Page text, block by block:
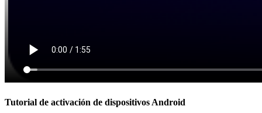
Tutorial de activación de dispositivos Android